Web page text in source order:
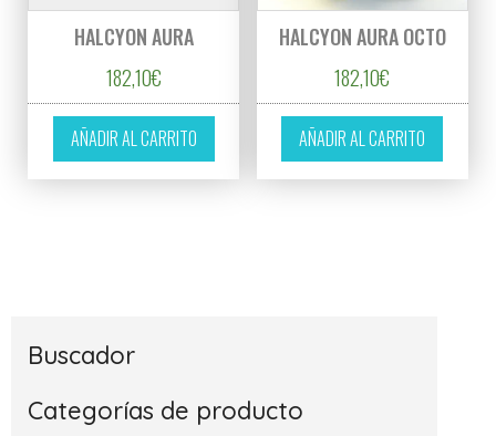
HALCYON AURA
182,10€
AÑADIR AL CARRITO
HALCYON AURA OCTO
182,10€
AÑADIR AL CARRITO
Buscador
Categorías de producto